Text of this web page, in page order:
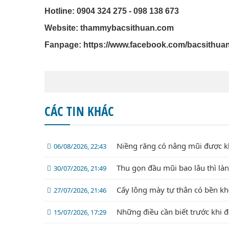
Hotline: 0904 324 275 - 098 138 673
Website: thammybacsithuan.com
Fanpage: https://www.facebook.com/
CÁC TIN KHÁC
06/08/2026, 22:43 Niềng răng có nâng mũi được
30/07/2026, 21:49 Thu gọn đầu mũi bao lâu thì
27/07/2026, 21:46 Cấy lông mày tự thân có bền
15/07/2026, 17:29 Những điều cần biết trước khi